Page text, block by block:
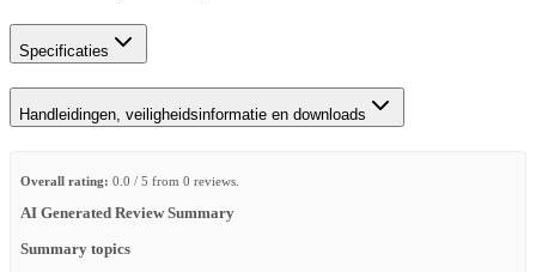
Specificaties
Handleidingen, veiligheidsinformatie en downloads
Overall rating: 0.0 / 5 from 0 reviews.
AI Generated Review Summary
Summary topics